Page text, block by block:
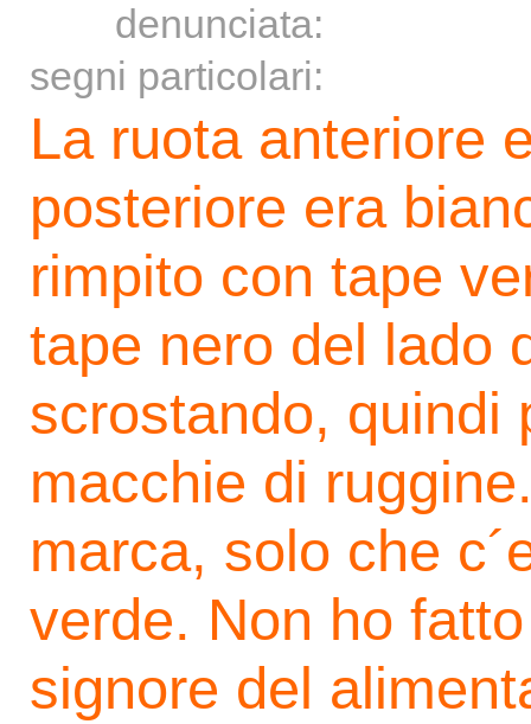
denunciata:
segni particolari:
La ruota anteriore
posteriore era
rimpito con tape
tape nero del lado
scrostando, quindi
macchie di
marca, solo che
verde. Non ho
signore del